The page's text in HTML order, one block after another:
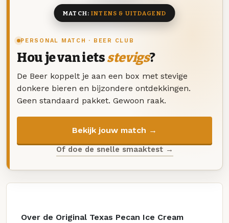
PERSONAL MATCH · BEER CLUB
Hou je van ietsstevigs?
De Beer koppelt je aan een box met stevige
donkere bieren en bijzondere ontdekkingen.
Geen standaard pakket. Gewoon raak.
Bekijk jouw match →
Of doe de snelle smaaktest →
MATCH:INTENS & UITDAGEND
Over de Original Texas Pecan Ice Cream